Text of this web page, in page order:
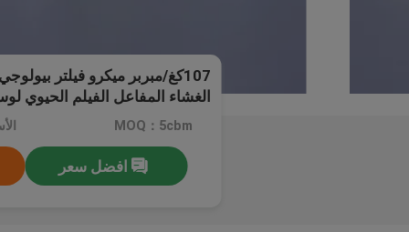
107كغ/مبربر ميكرو فيلتر
الغشاء المفاعل الفيلم الحيوي
MOQ：5cbm
افضل سعر